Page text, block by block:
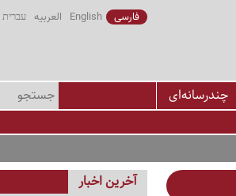
فارسی English العربیه עברית
چندرسانه‌ای
آخرین اخبار